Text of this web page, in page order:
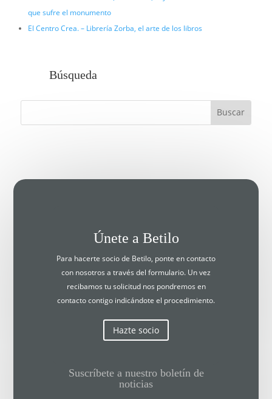
que sufre el monumento
El Centro Crea. – Librería Zorba, el arte de los libros
Búsqueda
Únete a Betilo
Para hacerte socio de Betilo, ponte en contacto
con nosotros a través del formulario. Un vez
recibamos tu solicitud nos pondremos en
contacto contigo indicándote el procedimiento.
Hazte socio
Suscríbete a nuestro boletín de
noticias